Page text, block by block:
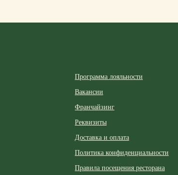
Программа лояльности
Вакансии
Франчайзинг
Реквизиты
Доставка и оплата
Политика конфиденциальности
Правила посещения ресторана